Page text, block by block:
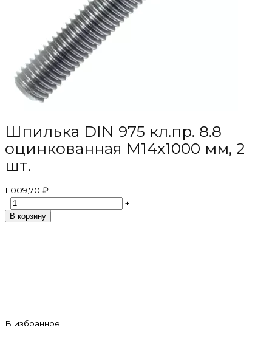
Шпилька DIN 975 кл.пр. 8.8
оцинкованная M14х1000 мм, 2
шт.
1 009,70 ₽
-
+
В корзину
В избранное